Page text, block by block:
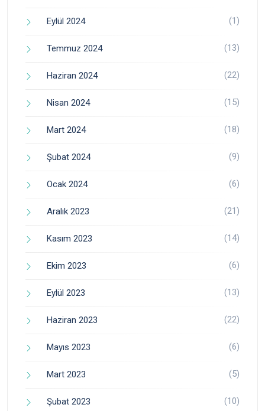
Eylül 2024 (1)
Temmuz 2024 (13)
Haziran 2024 (22)
Nisan 2024 (15)
Mart 2024 (18)
Şubat 2024 (9)
Ocak 2024 (6)
Aralık 2023 (21)
Kasım 2023 (14)
Ekim 2023 (6)
Eylül 2023 (13)
Haziran 2023 (22)
Mayıs 2023 (6)
Mart 2023 (5)
Şubat 2023 (10)